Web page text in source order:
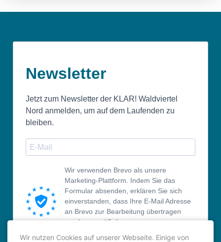
Newsletter
Jetzt zum Newsletter der KLAR! Waldviertel
Nord anmelden, um auf dem Laufenden zu
bleiben.
Wir verwenden Brevo als unsere
Marketing-Plattform. Indem Sie das
Formular absenden, erklären Sie sich
einverstanden, dass Ihre E-Mail Adresse
an Brevo zur Bearbeitung übertragen
werden gemäß den
Wir nutzen Cookies auf unserer Webseite. Einige von